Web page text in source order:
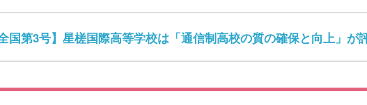
全国第3号】星槎国際高等学校は「通信制高校の質の確保と向上」が